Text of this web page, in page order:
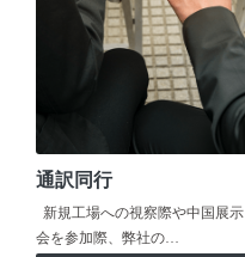
通訳同行
新規工場への視察際や中国展示
会を参加際、弊社の…